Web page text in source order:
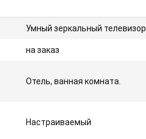
Умный зеркальный телевизор
на заказ
Отель, ванная комната.
Настраиваемый